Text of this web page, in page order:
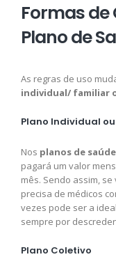
Formas
Plano de
As regras de uso
individual/ familiar
Plano Individual
Nos planos de
pagará um valor
mês. Sendo assim,
precisa de médicos
vezes pode ser a
sempre por
Plano Coletivo